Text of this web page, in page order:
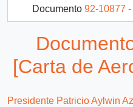
Documento 92-10877 - [Solicitud de
Documento 92-10878 - [Carta de la
[Carta de
Presidente Patricio Aylwin